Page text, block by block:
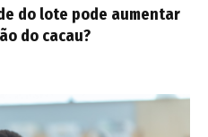
do lote pode aumentar
do cacau?